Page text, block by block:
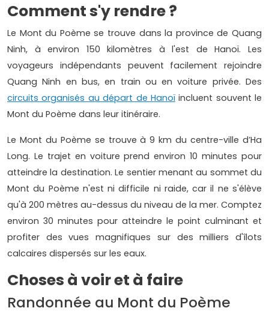
Comment s'y rendre ?
Le Mont du Poème se trouve dans la province de Quang
Ninh, à environ 150 kilomètres à l'est de Hanoï. Les
voyageurs indépendants peuvent facilement rejoindre
Quang Ninh en bus, en train ou en voiture privée. Des
circuits organisés au départ de Hanoïincluent souvent le
Mont du Poème dans leur itinéraire.
Le Mont du Poème se trouve à 9 km du centre-ville d’Ha
Long. Le trajet en voiture prend environ 10 minutes pour
atteindre la destination. Le sentier menant au sommet du
Mont du Poème n'est ni difficile ni raide, car il ne s'élève
qu'à 200 mètres au-dessus du niveau de la mer. Comptez
environ 30 minutes pour atteindre le point culminant et
profiter des vues magnifiques sur des milliers d'îlots
calcaires dispersés sur les eaux.
Choses à voir et à faire
Randonnée au Mont du Poème